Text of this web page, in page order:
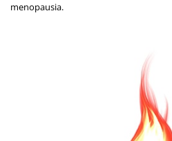
menopausia.